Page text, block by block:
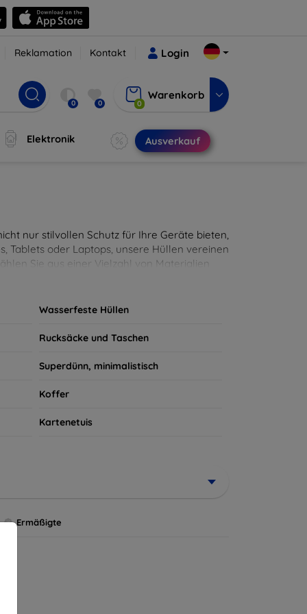
Reklamation Kontakt Login
0 0 0
Warenkorb
Elektronik Ausverkauf
nur stilvollen Schutz für Ihre Geräte bieten,
Tablets oder Laptops, unsere Hüllen vereinen
Sie aus einer Vielzahl von Materialien
Wasserfeste Hüllen
Rucksäcke und Taschen
Superdünn, minimalistisch
Koffer
Kartenetuis
Ermäßigte